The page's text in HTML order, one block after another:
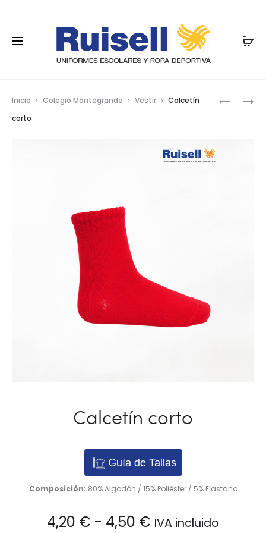
Inicio Colegio Montegrande Vestir
Calcetín
corto
Calcetín corto
Guía de Tallas
Composición: 80% Algodón / 15% Poliéster / 5% Elastano
4,20 € - 4,50 € Rango
IVA incluido